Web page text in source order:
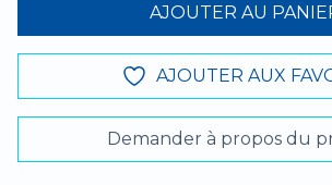
AJOUTER AU
AJOUTER AUX
Demander à propos du